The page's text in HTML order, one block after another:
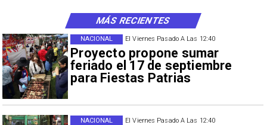
El Viernes Pasado A Las 12:40
Proyecto propone sumar
feriado el 17 de septiembre
para Fiestas Patrias
NACIONAL
El Viernes Pasado A Las 12:40
NACIONAL
MÁS RECIENTES